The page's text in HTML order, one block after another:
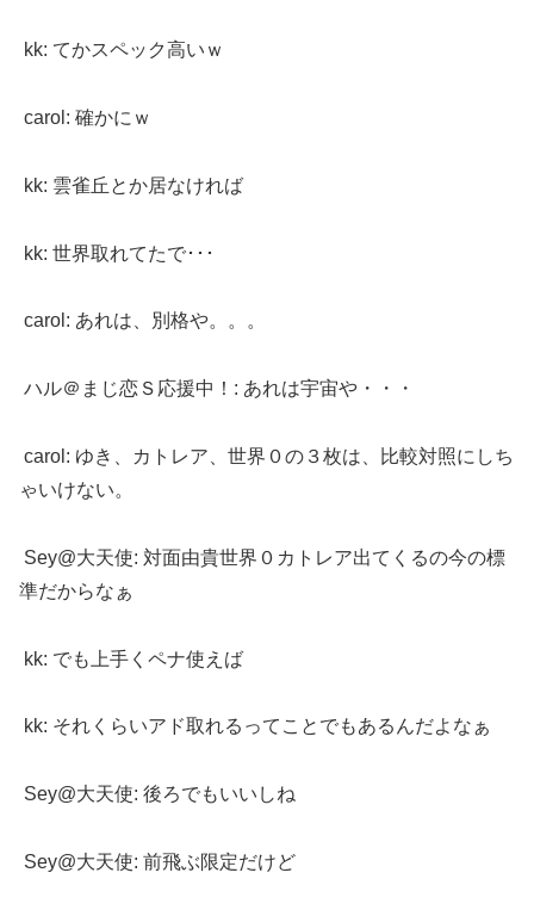
kk: てかスペック高いｗ
carol: 確かにｗ
kk: 雲雀丘とか居なければ
kk: 世界取れてたで･･･
carol: あれは、別格や。。。
ハル＠まじ恋Ｓ応援中！: あれは宇宙や・・・
carol: ゆき、カトレア、世界０の３枚は、比較対照にしち
ゃいけない。
Sey@大天使: 対面由貴世界０カトレア出てくるの今の標
準だからなぁ
kk: でも上手くペナ使えば
kk: それくらいアド取れるってことでもあるんだよなぁ
Sey@大天使: 後ろでもいいしね
Sey@大天使: 前飛ぶ限定だけど